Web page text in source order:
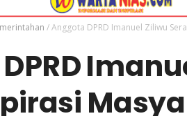
/Anggota DPRD Imanuel Ziliwu